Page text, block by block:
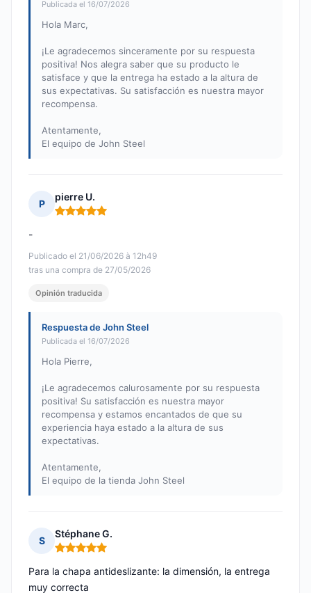
Publicada el 16/07/2026
Hola Marc,
¡Le agradecemos sinceramente por su respuesta
positiva! Nos alegra saber que su producto le
satisface y que la entrega ha estado a la altura de
sus expectativas. Su satisfacción es nuestra mayor
recompensa.
Atentamente,
El equipo de John Steel
P
pierre U.
Nota: 5 de 5
Publicado el 21/06/2026 à 12h49
tras una compra de 27/05/2026
-
Opinión traducida
Respuesta de John Steel
Publicada el 16/07/2026
Hola Pierre,
¡Le agradecemos calurosamente por su respuesta
positiva! Su satisfacción es nuestra mayor
recompensa y estamos encantados de que su
experiencia haya estado a la altura de sus
expectativas.
Atentamente,
El equipo de la tienda John Steel
S
Stéphane G.
Nota: 5 de 5
Para la chapa antideslizante: la dimensión, la entrega
muy correcta